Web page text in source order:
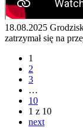
18.08.2025
zatrzymał się na
1
2
3
…
10
1 z 10
next